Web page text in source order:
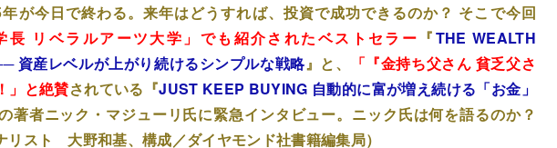
が今日で終わる。来年はどうすれば、投資で成功できるのか？ そこで今回
長 リベラルアーツ大学」でも紹介されたベストセラー 『THE WEALTH
資産レベルが上がり続けるシンプルな戦略』と、
「『金持ち父さん 貧乏父さ
」と絶賛されている『JUST KEEP BUYING 自動的に富が増え続ける「お金」
著者ニック・マジューリ氏に緊急インタビュー。ニック氏は何を語るのか？
リスト 大野和基、構成／ダイヤモンド社書籍編集局）